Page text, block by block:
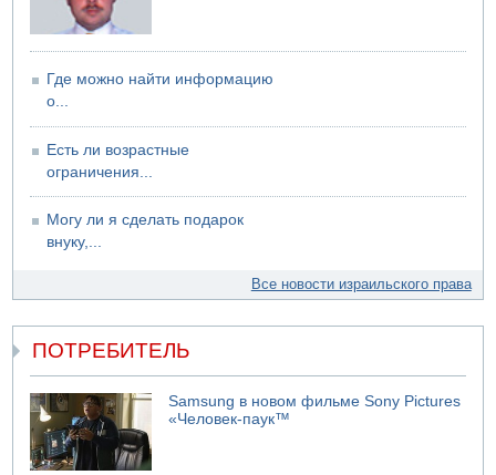
Где можно найти информацию
о...
Есть ли возрастные
ограничения...
Могу ли я сделать подарок
внуку,...
Все новости израильского права
ПОТРЕБИТЕЛЬ
Samsung в новом фильме Sony Pictures
«Человек-паук™